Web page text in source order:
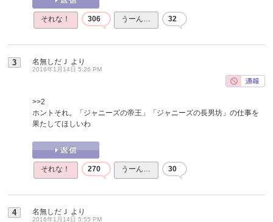
それな！ 306 うーん… 32
3 名無しだＪ より
2016年1月14日 5:26 PM
>>2
ホントそれ。「ジャニーズの帝王」「ジャニーズの長男坊」の仕事を
果たしてほしいわ
それな！ 270 うーん… 30
4 名無しだＪ より
2016年1月14日 5:55 PM